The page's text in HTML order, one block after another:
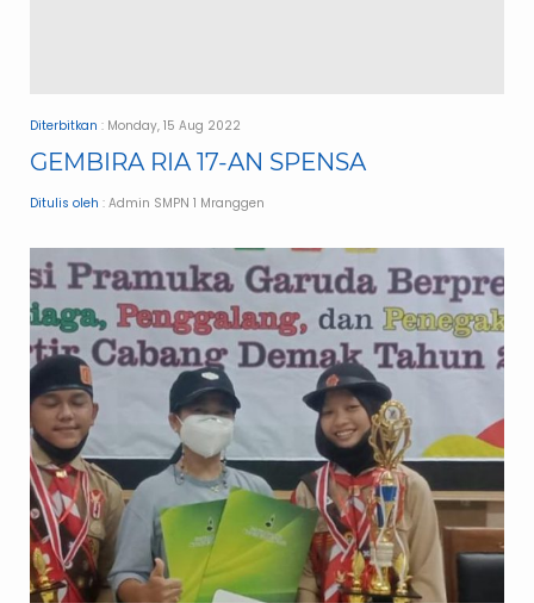
Diterbitkan : Monday, 15 Aug 2022
GEMBIRA RIA 17-AN SPENSA
Ditulis oleh : Admin SMPN 1 Mranggen